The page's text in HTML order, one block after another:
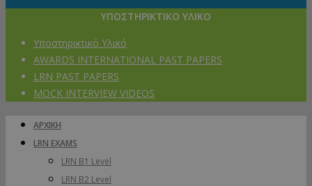
ΥΠΟΣΤΗΡΙΚΤΙΚΟ ΥΛΙΚΟ
Υποστηρικτικό Υλικό
AWARDS INTERNATIONAL PAST PAPERS
LRN PAST PAPERS
MOCK INTERVIEW VIDEOS
ΑΡΧΙΚΗ
LRN EXAMS
LRN B1 Level
LRN B2 Level